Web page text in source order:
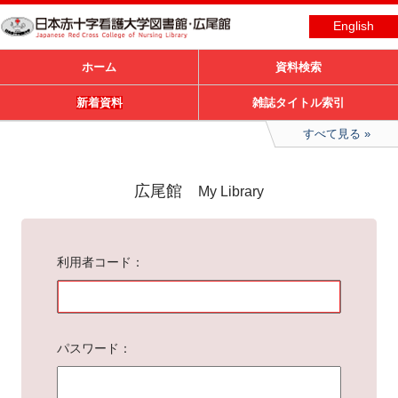
English
ホーム 資料検索
新着資料 雑誌タイトル索引
すべて見る
広尾館 My Library
利用者コード
パスワード